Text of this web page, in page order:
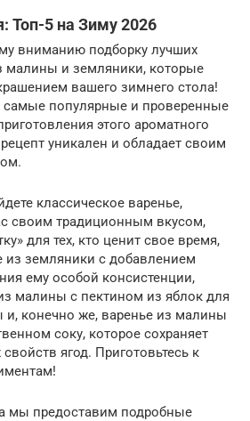
Топ-5 на Зиму 2026
вниманию подборку лучших
малины и земляники, которые
вашего зимнего стола!
популярные и проверенные
этого ароматного
уникален и обладает своим
классическое варенье,
своим традиционным вкусом,
для тех, кто ценит свое время,
из земляники с добавлением
ему особой консистенции,
малины с пектином из яблок для
и, конечно же, варенье из малины
соку, которое сохраняет
ягод. Приготовьтесь к
мы предоставим подробные